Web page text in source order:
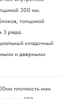
300 мм.
толщиной
3 ряда.
кладочный
и дверными
плотность мин.